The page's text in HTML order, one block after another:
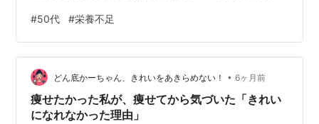
B群が不足している可能性があります。 ② めまい・立ち
くらみ 鉄分不足のサインかもしれません。 ③ 集中力が
続かない ミネラル不足が影響することもあります。 ④
筋肉が落ちてきた タンパク質不足も考えられます。 自分
でできる簡単チェック 主食・主菜・副菜を毎食そろえて
いるか 肉・魚…
#50代 #栄養不足
どん底かーちゃん、きれいをあきらめない！ • 6ヶ月前
痩せたかった私が、痩せてから気づいた「きれい
になれなかった理由」